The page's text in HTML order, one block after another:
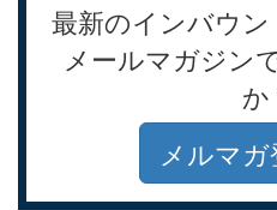
最新のインバウ
メールマガジン
か
メルマ